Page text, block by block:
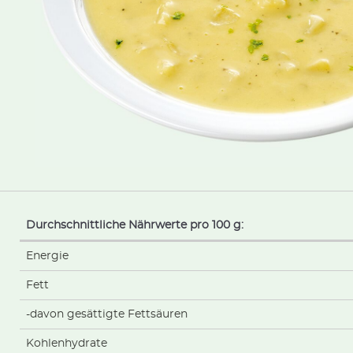
Durchschnittliche Nährwerte pro 100 g:
Energie
Fett
-davon gesättigte Fettsäuren
Kohlenhydrate